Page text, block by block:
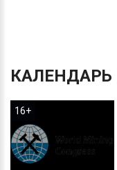
КАЛЕНДАРЬ
16+